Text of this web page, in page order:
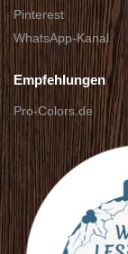
Pinterest
WhatsApp-Kanal
Empfehlungen
Pro-Colors.de